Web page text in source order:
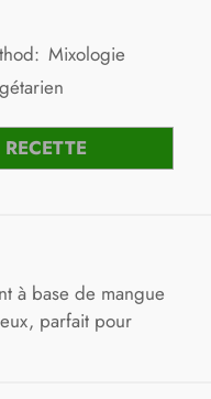
Mixologie
à base de mangue
parfait pour